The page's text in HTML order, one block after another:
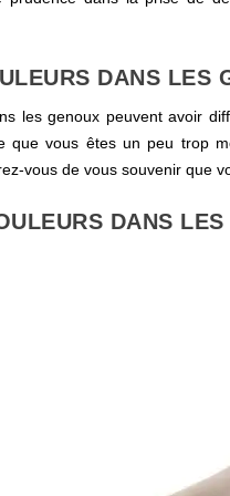
DANS LES
les genoux peuvent avoir
que vous êtes un peu trop
vous de vous souvenir que
DANS